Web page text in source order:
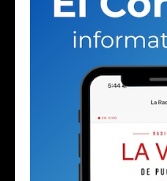
ESTO
AVISO LEGAL